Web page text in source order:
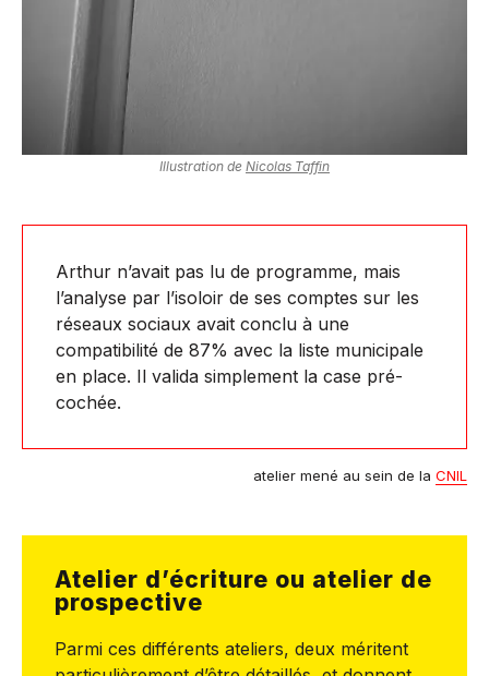
Illustration de Nicolas Taffin
Arthur n’avait pas lu de programme, mais
l’analyse par l’isoloir de ses comptes sur les
réseaux sociaux avait conclu à une
compatibilité de 87% avec la liste municipale
en place. Il valida simplement la case pré-
cochée.
atelier mené au sein de la CNIL
Atelier d’écriture ou atelier de
prospective
Parmi ces différents ateliers, deux méritent